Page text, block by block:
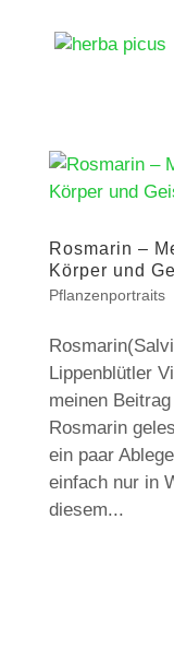
Rosmarin –
Körper und
Pflanzenportraits
Lippenblütler
meinen
Rosmarin
ein paar
einfach nur in
diesem...